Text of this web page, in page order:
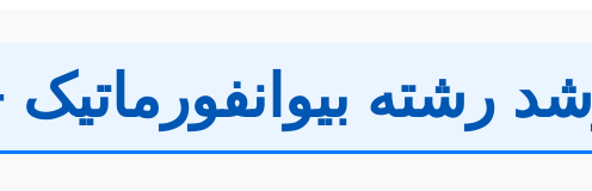
رشته